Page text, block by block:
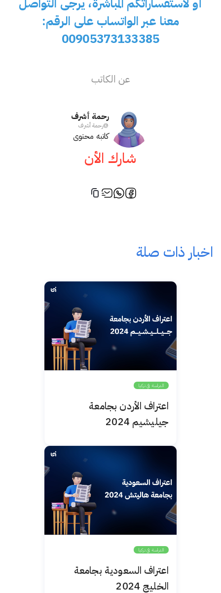
معنا عبر الواتساب على الرقم:
00905373133385
عن الكاتب
رحمة أشرف
@رحمة أشرف
كاتبه محتوى
شارك الأن
اخبار ذات صلة
الدراسة في تركيا
اعتراف الأردن بجامعة
جيليشيم 2024
الدراسة في تركيا
اعتراف السعودية بجامعة
الخليج 2024